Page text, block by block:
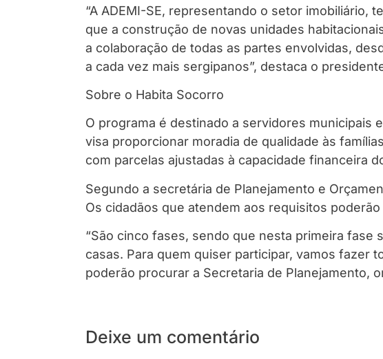
“A ADEMI-SE, representando o setor imobiliário,
que a construção de novas unidades
a colaboração de todas as partes envolvidas,
a cada vez mais sergipanos”, destaca o
Sobre o Habita Socorro
O programa é destinado a servidores municipais
visa proporcionar moradia de qualidade às
com parcelas ajustadas à capacidade financeira
Segundo a secretária de Planejamento e
Os cidadãos que atendem aos requisitos
“São cinco fases, sendo que nesta primeira fase
casas. Para quem quiser participar, vamos fazer
poderão procurar a Secretaria de Planejamento,
Deixe um comentário